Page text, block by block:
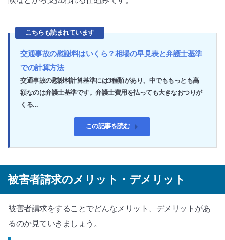
こちらも読まれています
交通事故の慰謝料はいくら？相場の早見表と弁護士基準
での計算方法
交通事故の慰謝料計算基準には3種類があり、中でももっとも高
額なのは弁護士基準です。弁護士費用を払っても大きなおつりが
くる...
この記事を読む
被害者請求のメリット・デメリット
被害者請求をすることでどんなメリット、デメリットがあ
るのか見ていきましょう。